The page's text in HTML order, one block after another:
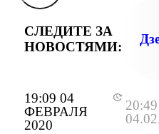
19:09 04
ФЕВРАЛЯ
2020
20:49
СЛЕДИТЕ ЗА
НОВОСТЯМИ: